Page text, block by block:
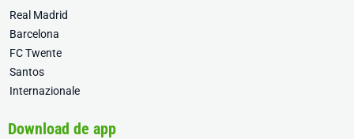
Real Madrid
Barcelona
FC Twente
Santos
Internazionale
Download de app